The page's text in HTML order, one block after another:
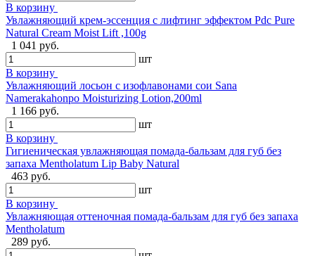
В корзину
Увлажняющий крем-эссенция с лифтинг эффектом Pdc Pure
Natural Cream Moist Lift ,100g
1 041 руб.
шт
В корзину
Увлажняющий лосьон с изофлавонами сои Sana
Namerakahonpo Moisturizing Lotion,200ml
1 166 руб.
шт
В корзину
Гигиеническая увлажняющая помада-бальзам для губ без
запаха Mentholatum Lip Baby Natural
463 руб.
шт
В корзину
Увлажняющая оттеночная помада-бальзам для губ без запаха
Mentholatum
289 руб.